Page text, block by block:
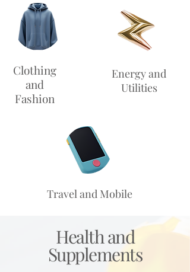
Clothing
and
Fashion
Energy and
Utilities
Travel and Mobile
Health and
Supplements